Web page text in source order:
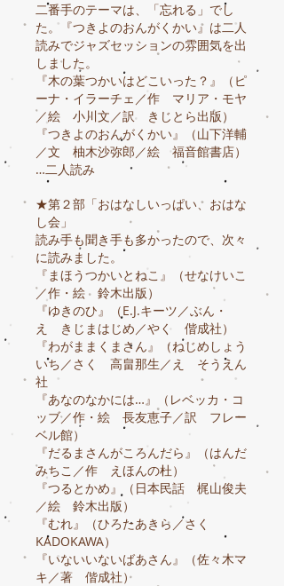
二番手のテーマは、「忘れる」でし
た。『つきよのおんがくかい』は二人
読みでジャズセッションの雰囲気を出
しました。
『木の葉つかいはどこいった？』（ピ
ーナ・イラーチェ／作 マリア・モヤ
／絵 小川文／訳 きじとら出版）
『つきよのおんがくかい』（山下洋輔
／文 柚木沙弥郎／絵 福音館書店）
…二人読み
★第２部「おはなしいっぱい、おはな
し会」
読み手も聞き手も多かったので、次々
に読みました。
『まほうつかいとねこ』（せなけいこ
／作・絵 鈴木出版）
『ゆきのひ』（E.J.キーツ／ぶん・
え きじまはじめ／やく 偕成社）
『わがままくまさん』（ねじめしょう
いち／さく 高畠那生／え そうえん
社
『あなのなかには…』（レベッカ・コ
ッブ／作・絵 長友恵子／訳 フレー
ベル館）
『だるまさんがころんだら』（はんだ
みちこ／作 えほんの杜）
『つるとかめ』（日本民話 梶山俊夫
／絵 鈴木出版）
『むれ』（ひろたあきら／さく
KADOKAWA）
『いないいないばあさん』（佐々木マ
キ／著 偕成社）